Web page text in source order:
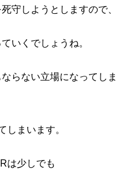
守しようとしますので、
いくでしょうね。
らない立場になってしま
しまいます。
は少しでも